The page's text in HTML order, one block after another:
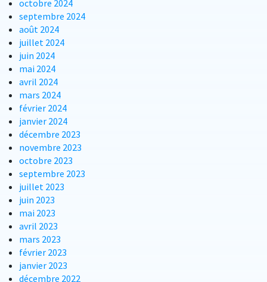
octobre 2024
septembre 2024
août 2024
juillet 2024
juin 2024
mai 2024
avril 2024
mars 2024
février 2024
janvier 2024
décembre 2023
novembre 2023
octobre 2023
septembre 2023
juillet 2023
juin 2023
mai 2023
avril 2023
mars 2023
février 2023
janvier 2023
décembre 2022